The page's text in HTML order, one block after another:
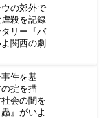
の郊外で
殺を記録
リー『バ
関西の劇
件を基
掟を描
会の闇を
』がいよ